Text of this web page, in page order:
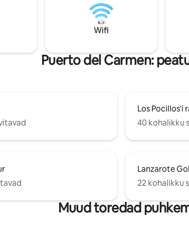
kõiki
filme ja
on jalutuskäigu
asub Puerto del Carmeni vaikses
eksklusiivses piirkonnas, kuid
kaugusel restoranidest,
ajaloolisest sadamast või rannast
Wifi
Puerto del Carmen:
Los Pocillos'i
40 kohalikku
Lanzarote
22 kohalikku
Muud toredad